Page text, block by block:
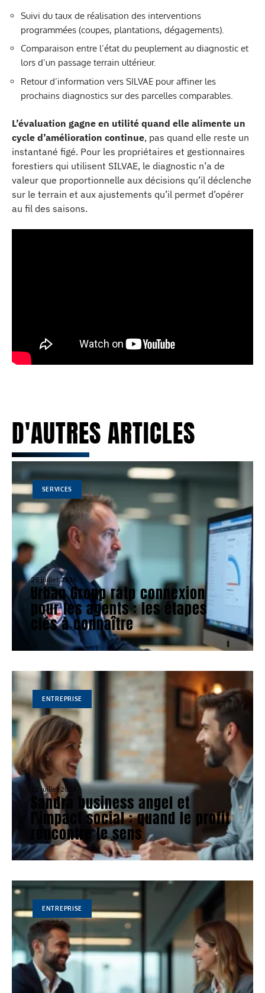
Suivi du taux de réalisation des interventions
programmées (coupes, plantations, dégagements).
Comparaison entre l’état du peuplement au diagnostic et
lors d’un passage terrain ultérieur.
Retour d’information vers SILVAE pour affiner les
prochains diagnostics sur des parcelles comparables.
L’évaluation gagne en utilité quand elle alimente un
cycle d’amélioration continue, pas quand elle reste un
instantané figé. Pour les propriétaires et gestionnaires
forestiers qui utilisent SILVAE, le diagnostic n’a de
valeur que proportionnelle aux décisions qu’il déclenche
sur le terrain et aux ajustements qu’il permet d’opérer
au fil des saisons.
D'AUTRES ARTICLES
SERVICES
25 juillet 2026
Urban Group ratp connexion
pour les agents : les étapes
clés à connaître
ENTREPRISE
22 juillet 2026
Sandra business angel et
l’impact social : quand le profit
rencontre le sens
ENTREPRISE